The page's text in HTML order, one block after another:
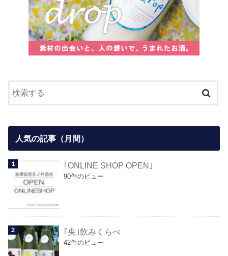
人気の記事（月間）
｢ONLINE SHOP OPEN｣
90件のビュー
｢央｣飲みくらべ
42件のビュー